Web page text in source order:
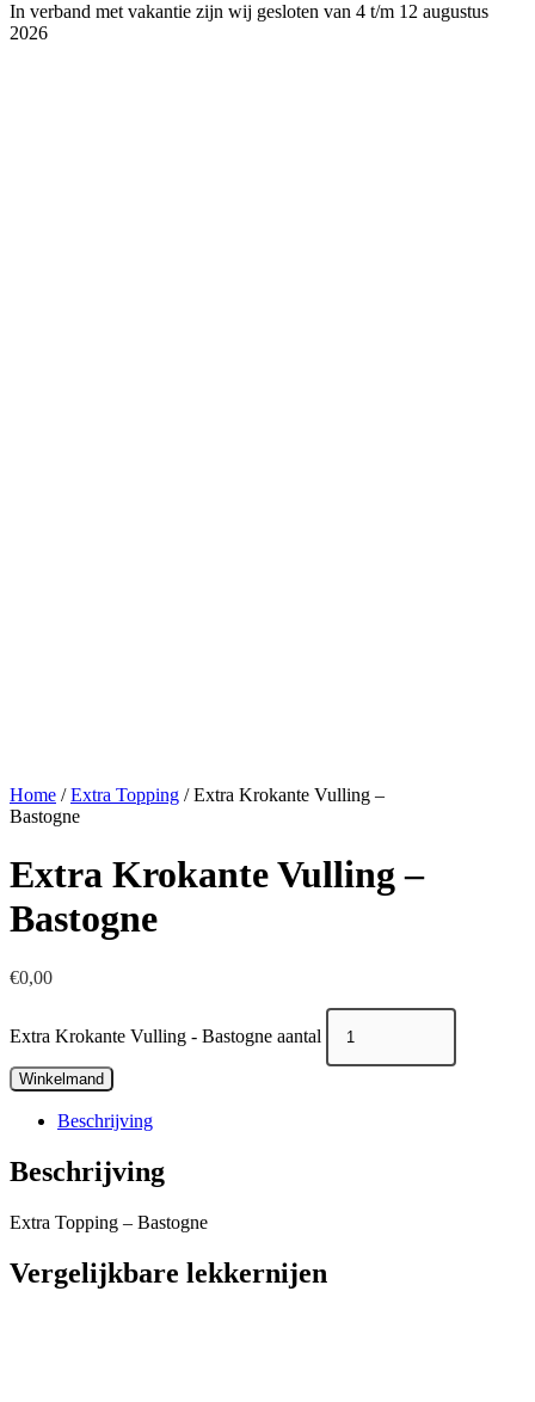
In verband met vakantie zijn wij gesloten van 4 t/m 12 augustus
2026
Home /Extra Topping / Extra Krokante Vulling –
Bastogne
Extra Krokante Vulling –
Bastogne
€0,00
Extra Krokante Vulling - Bastogne aantal
Winkelmand
Beschrijving
Beschrijving
Extra Topping – Bastogne
Vergelijkbare lekkernijen